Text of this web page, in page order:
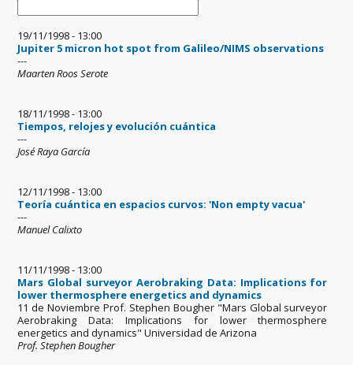
19/11/1998 - 13:00
Jupiter 5 micron hot spot from Galileo/NIMS observations
---
Maarten Roos Serote
18/11/1998 - 13:00
Tiempos, relojes y evolución cuántica
---
José Raya García
12/11/1998 - 13:00
Teoría cuántica en espacios curvos: 'Non empty vacua'
---
Manuel Calixto
11/11/1998 - 13:00
Mars Global surveyor Aerobraking Data: Implications for
lower thermosphere energetics and dynamics
11 de Noviembre Prof. Stephen Bougher "Mars Global surveyor
Aerobraking Data: Implications for lower thermosphere
energetics and dynamics" Universidad de Arizona
Prof. Stephen Bougher